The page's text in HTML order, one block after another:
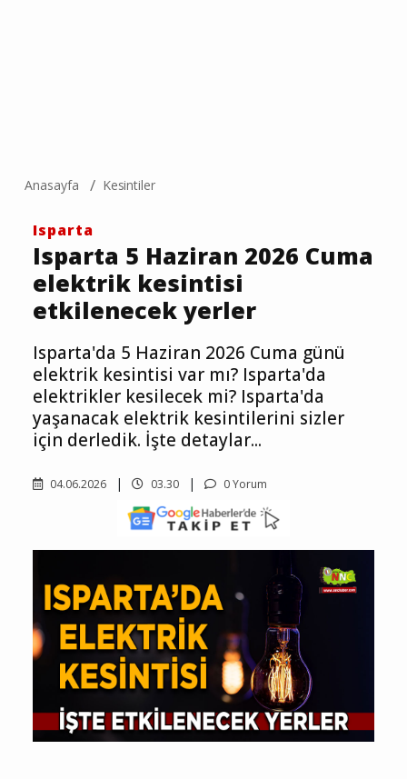
Anasayfa Kesintiler
Isparta
Isparta 5 Haziran 2026 Cuma
elektrik kesintisi
etkilenecek yerler
Isparta'da 5 Haziran 2026 Cuma günü
elektrik kesintisi var mı? Isparta'da
elektrikler kesilecek mi? Isparta'da
yaşanacak elektrik kesintilerini sizler
için derledik. İşte detaylar...
04.06.2026 03.30 0 Yorum